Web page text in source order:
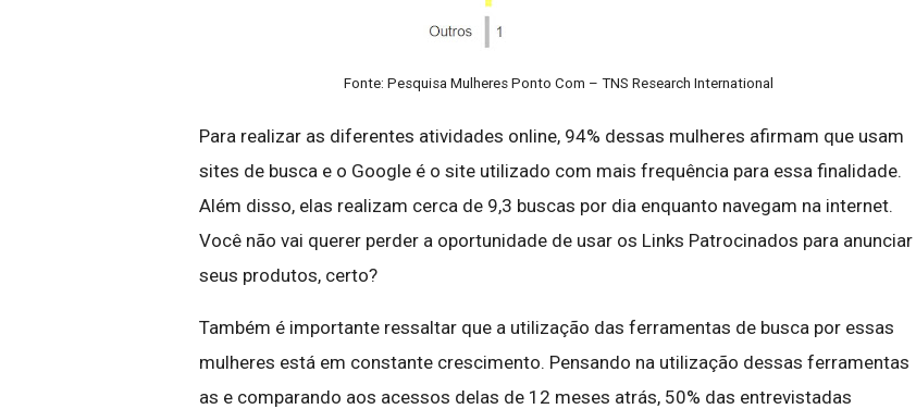
Fonte: Pesquisa Mulheres Ponto Com – TNS Research International
Para realizar as diferentes atividades online, 94% dessas mulheres afirmam que usam
sites de busca e o Google é o site utilizado com mais frequência para essa finalidade.
Além disso, elas realizam cerca de 9,3 buscas por dia enquanto navegam na internet.
Você não vai querer perder a oportunidade de usar os Links Patrocinados para anunciar
seus produtos, certo?
Também é importante ressaltar que a utilização das ferramentas de busca por essas
mulheres está em constante crescimento. Pensando na utilização dessas ferramentas
as e comparando aos acessos delas de 12 meses atrás, 50% das entrevistadas